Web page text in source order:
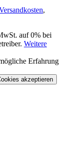
,
auf 0% bei
Weitere
Erfahrung
akzeptieren